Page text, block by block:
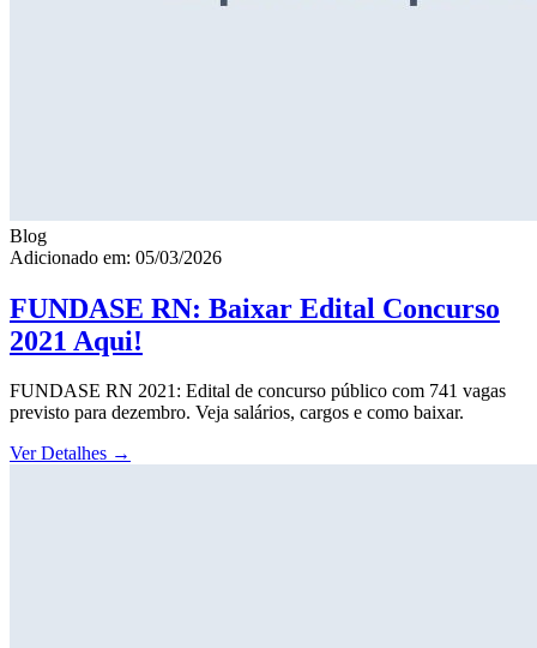
Blog
Adicionado em: 05/03/2026
FUNDASE RN: Baixar Edital Concurso
2021 Aqui!
FUNDASE RN 2021: Edital de concurso público com 741 vagas
previsto para dezembro. Veja salários, cargos e como baixar.
Ver Detalhes →